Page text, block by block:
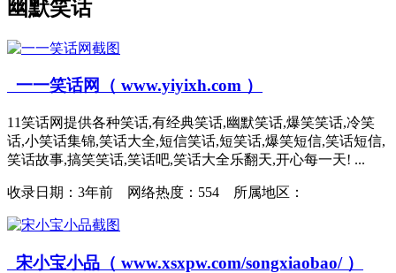
幽默笑话
一一笑话网（ www.yiyixh.com ）
11笑话网提供各种笑话,有经典笑话,幽默笑话,爆笑笑话,冷笑
话,小笑话集锦,笑话大全,短信笑话,短笑话,爆笑短信,笑话短信,
笑话故事,搞笑笑话,笑话吧,笑话大全乐翻天,开心每一天! ...
收录日期： 3年前 网络热度：554 所属地区：
宋小宝小品（ www.xsxpw.com/songxiaobao/ ）